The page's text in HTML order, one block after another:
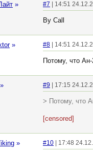
» #7 | 14:51
By Call
» #8 | 14:51
Потому, что
» #9 | 17:15
> Потому, что
[censored]
» #10 | 17:48